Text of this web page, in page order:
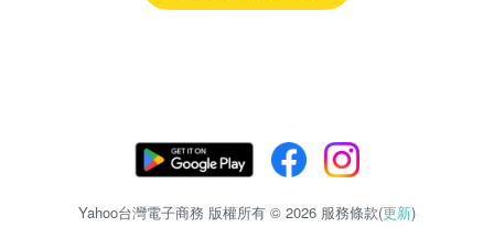
Yahoo台灣電子商務 版權所有 © 2026 服務條款(更新)